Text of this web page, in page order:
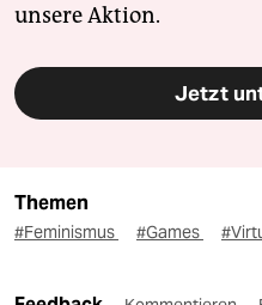
unsere Aktion.
Jetzt
Themen
#Feminismus #Games